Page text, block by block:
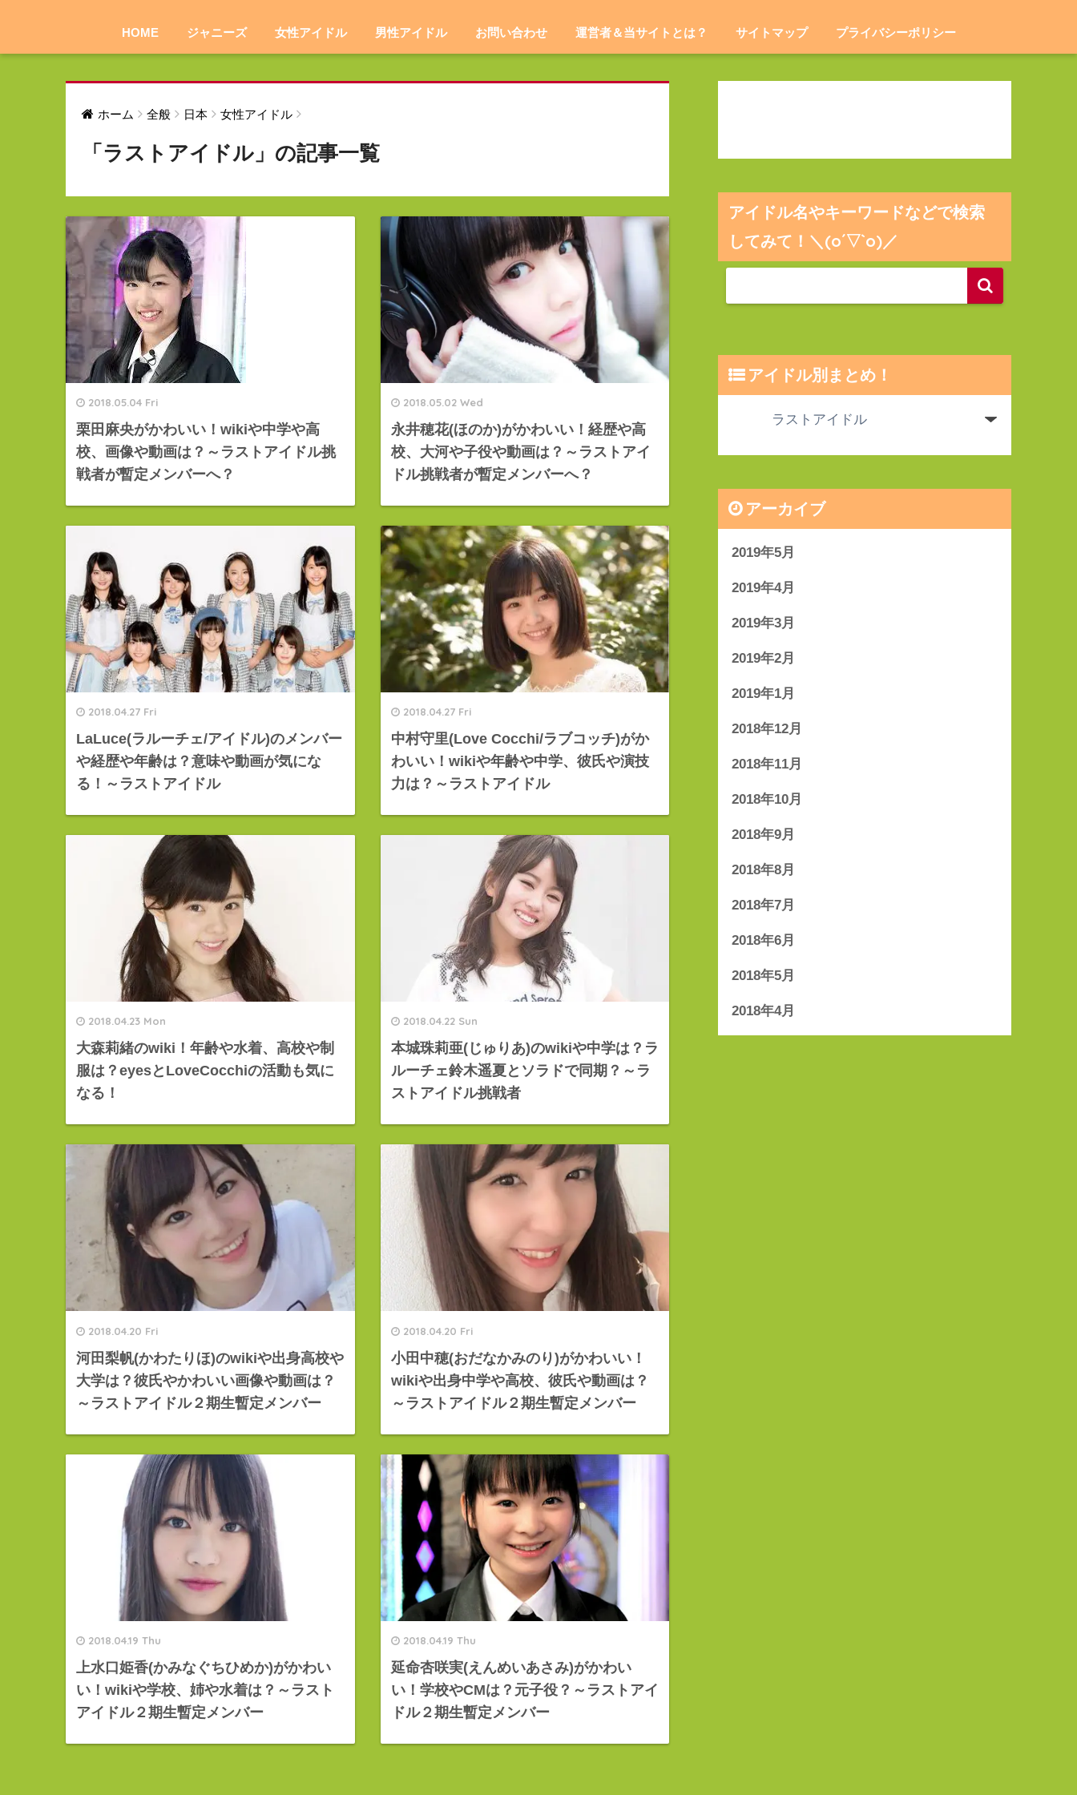
HOME ジャニーズ 女性アイドル 男性アイドル お問い合わせ 運営者＆当サイトとは？ サイトマップ プライバシーポリシー
ホーム 全般 日本 女性アイドル
「ラストアイドル」の記事一覧
2018.05.04 Fri
栗田麻央がかわいい！wikiや中学や高
校、画像や動画は？～ラストアイドル挑
戦者が暫定メンバーへ？
2018.05.02 Wed
永井穂花(ほのか)がかわいい！経歴や高
校、大河や子役や動画は？～ラストアイ
ドル挑戦者が暫定メンバーへ？
2018.04.27 Fri
LaLuce(ラルーチェ/アイドル)のメンバー
や経歴や年齢は？意味や動画が気にな
る！～ラストアイドル
2018.04.27 Fri
中村守里(Love Cocchi/ラブコッチ)がか
わいい！wikiや年齢や中学、彼氏や演技
力は？～ラストアイドル
2018.04.23 Mon
大森莉緒のwiki！年齢や水着、高校や制
服は？eyesとLoveCocchiの活動も気に
なる！
2018.04.22 Sun
本城珠莉亜(じゅりあ)のwikiや中学は？ラ
ルーチェ鈴木遥夏とソラドで同期？～ラ
ストアイドル挑戦者
2018.04.20 Fri
河田梨帆(かわたりほ)のwikiや出身高校や
大学は？彼氏やかわいい画像や動画は？
～ラストアイドル２期生暫定メンバー
2018.04.20 Fri
小田中穂(おだなかみのり)がかわいい！
wikiや出身中学や高校、彼氏や動画は？
～ラストアイドル２期生暫定メンバー
2018.04.19 Thu
上水口姫香(かみなぐちひめか)がかわい
い！wikiや学校、姉や水着は？～ラスト
アイドル２期生暫定メンバー
2018.04.19 Thu
延命杏咲実(えんめいあさみ)がかわい
い！学校やCMは？元子役？～ラストアイ
ドル２期生暫定メンバー
アイドル名やキーワードなどで検索
してみて！＼(o´▽`o)／
アイドル別まとめ！
アーカイブ
2019年5月
2019年4月
2019年3月
2019年2月
2019年1月
2018年12月
2018年11月
2018年10月
2018年9月
2018年8月
2018年7月
2018年6月
2018年5月
2018年4月